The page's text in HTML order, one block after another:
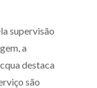
supervisão
a
destaca
são